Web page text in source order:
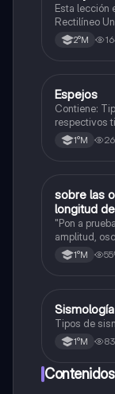
Esta lección
Rectilíneo
Acelerado
diferencias.
2°M
Física
Espejos
Contiene:
respectivos
1°M
Física
sobre las
longitud
"Pon a
amplitud,
periodo."
1°M 55
Física
Sismología
Tipos de
1°M 83